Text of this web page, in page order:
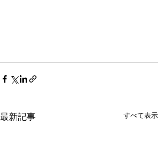
最新記事 すべて表示